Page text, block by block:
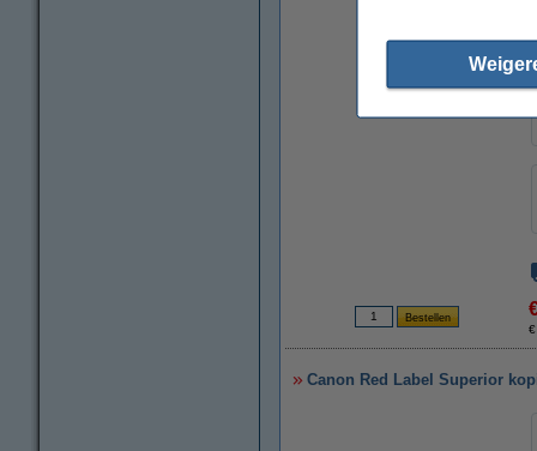
Canon Red Label Superior